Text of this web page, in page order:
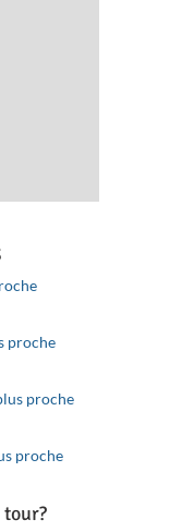
proche
proche
proche